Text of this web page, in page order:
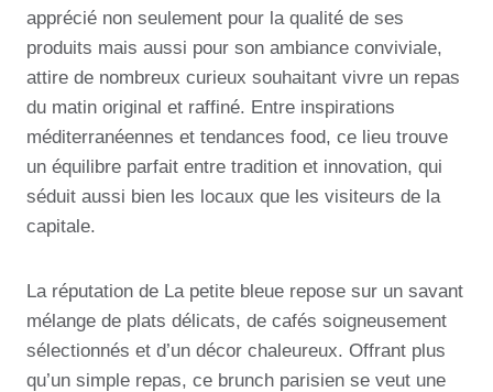
apprécié non seulement pour la qualité de ses
produits mais aussi pour son ambiance conviviale,
attire de nombreux curieux souhaitant vivre un repas
du matin original et raffiné. Entre inspirations
méditerranéennes et tendances food, ce lieu trouve
un équilibre parfait entre tradition et innovation, qui
séduit aussi bien les locaux que les visiteurs de la
capitale.
La réputation de La petite bleue repose sur un savant
mélange de plats délicats, de cafés soigneusement
sélectionnés et d’un décor chaleureux. Offrant plus
qu’un simple repas, ce brunch parisien se veut une